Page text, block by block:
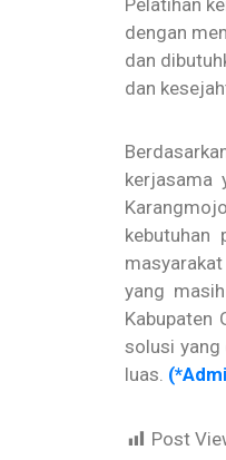
Pelatihan
dengan
dan
dan
kerjasama
kebutuhan
yang
Kabupaten
solusi yang
luas.
Post